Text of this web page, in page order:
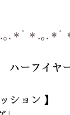
.＊ﾟ＊.｡.＊ﾟ
ーフイヤ
ション 】